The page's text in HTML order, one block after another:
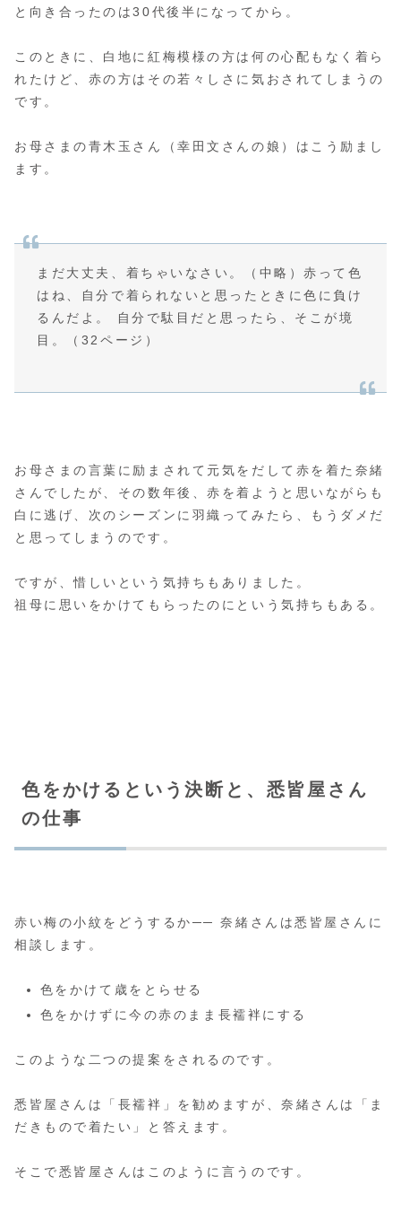
と向き合ったのは30代後半になってから。
このときに、白地に紅梅模様の方は何の心配もなく着ら
れたけど、赤の方はその若々しさに気おされてしまうの
です。
お母さまの青木玉さん（幸田文さんの娘）はこう励まし
ます。
まだ大丈夫、着ちゃいなさい。（中略）赤って色
はね、自分で着られないと思ったときに色に負け
るんだよ。 自分で駄目だと思ったら、そこが境
目。（32ページ）
お母さまの言葉に励まされて元気をだして赤を着た奈緒
さんでしたが、その数年後、赤を着ようと思いながらも
白に逃げ、次のシーズンに羽織ってみたら、もうダメだ
と思ってしまうのです。
ですが、惜しいという気持ちもありました。
祖母に思いをかけてもらったのにという気持ちもある。
色をかけるという決断と、悉皆屋さん
の仕事
赤い梅の小紋をどうするか── 奈緒さんは悉皆屋さんに
相談します。
色をかけて歳をとらせる
色をかけずに今の赤のまま長襦袢にする
このような二つの提案をされるのです。
悉皆屋さんは「長襦袢」を勧めますが、奈緒さんは「ま
だきもので着たい」と答えます。
そこで悉皆屋さんはこのように言うのです。